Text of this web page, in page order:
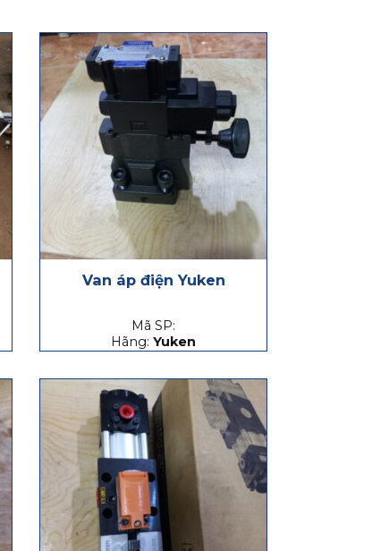
Van áp điện Yuken
Mã SP:
Hãng: Yuken